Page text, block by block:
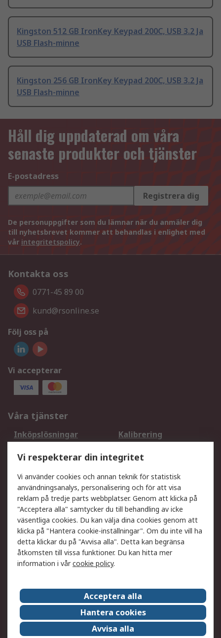
Kingston 512 GB IronKey Keypad 200C, USB 3.2 Ja
USB Flash-minne
Kingston 256 GB IronKey Keypad 200C, USB 3.2 Ja
USB Flash-minne
Håll dig uppdaterad om våra
senaste produkter och tjänster
E-postadress
Registrera dig
De personuppgifter som du lämnar när du anmäler dig
till nyhetsbrevet kommer att behandlas i enlighet med
vår integritetspolicy.
Kontakta oss
0771-45 89 00
kund@rsonline.se
Följ oss på
Vi accepterar
Våra tjänster
Inköpslösningar
Kalibrering
DesignSpark
Teknisk Support
Ditt lokala säljteam
Exportlösningar
Support
Få hjälp
Retur av varor
Leverans
Spåra din order
Begär en fakturakopi
Fördelar med RS-konto
Betalningsalternativ
Om RS
Försäljningsvillkor
Det juridiska
Press Centre
Jobba hos RS
ESG
Vi respekterar din integritet
Vi använder cookies och annan teknik för statistisk
användningsanalys, personalisering och för att visa
reklam på tredje parts webbplatser. Genom att klicka på
"Acceptera alla" samtycker du till behandling av icke
väsentliga cookies. Du kan välja dina cookies genom att
klicka på "Hantera cookie-inställningar". Om du inte vill ha
detta klickar du på "Avvisa alla". Detta kan begränsa
åtkomsten till vissa funktioner. Du kan hitta mer
information i vårcookie policy.
Acceptera alla
Hantera cookies
Avvisa alla